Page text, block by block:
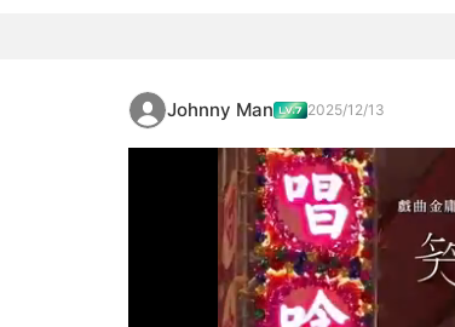
Johnny Man 2025/12/13